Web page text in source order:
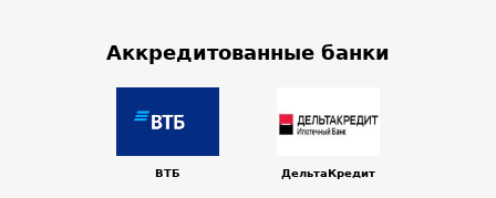
Аккредитованные банки
ВТБ ДельтаКредит